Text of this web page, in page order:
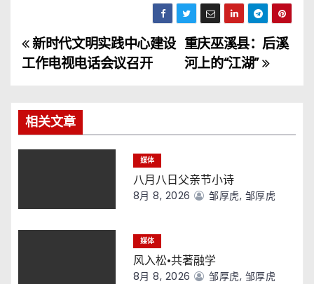
文
章
导
航
重庆巫溪县：后溪
河上的“江湖”
新时代文明实践中心建设
工作电视电话会议召开
相关文章
媒体
八月八日父亲节小诗
8月 8, 2026 邹厚虎, 邹厚虎
媒体
风入松·共著融学
8月 8, 2026 邹厚虎, 邹厚虎